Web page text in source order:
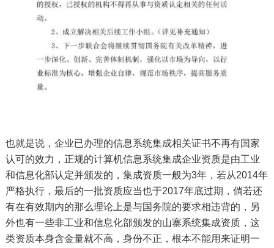
也就是说，企业已办理的信息系统集成相关证书不再有国家
认可的效力，正规的计算机信息系统集成企业资质是由工业
和信息化部认定并颁发的，集成资质一般为3年，若从2014年
严格执行，最后的一批资质应当也于2017年底过期，倘若还
有在有效期内的那么理论上是与国务院的要求相违背的，另
外也有一些非工业和信息化部颁发的山寨系统集成资质，这
类资质本身含金量就不高，身份不正，根本不能用来证明一